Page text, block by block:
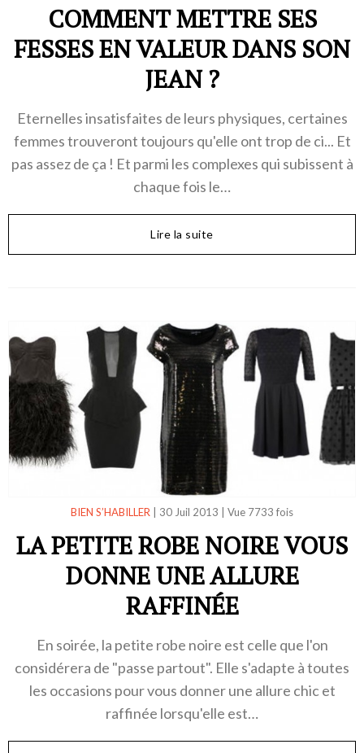
COMMENT METTRE SES
FESSES EN VALEUR DANS SON
JEAN ?
Eternelles insatisfaites de leurs physiques, certaines
femmes trouveront toujours qu'elle ont trop de ci... Et
pas assez de ça ! Et parmi les complexes qui subissent à
chaque fois le…
Lire la suite
BIEN S’HABILLER 30 Juil 2013 Vue 7733 fois
LA PETITE ROBE NOIRE VOUS
DONNE UNE ALLURE
RAFFINÉE
En soirée, la petite robe noire est celle que l'on
considérera de "passe partout". Elle s'adapte à toutes
les occasions pour vous donner une allure chic et
raffinée lorsqu'elle est…